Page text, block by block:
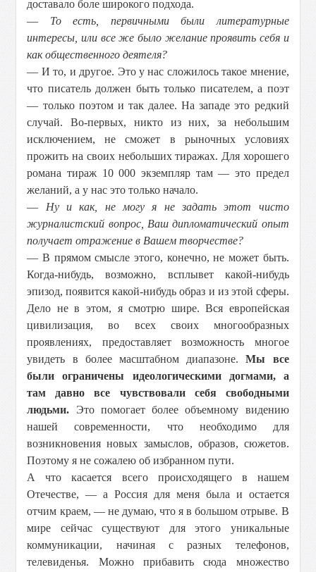
доставало боле широкого подхода.
— То есть, первичными были литературные
интересы, или все же было желание проявить себя и
как общественного деятеля?
— И то, и другое. Это у нас сложилось такое мнение,
что писатель должен быть только писателем, а поэт
— только поэтом и так далее. На западе это редкий
случай. Во-первых, никто из них, за небольшим
исключением, не сможет в рыночных условиях
прожить на своих небольших тиражах. Для хорошего
романа тираж 10 000 экземпляр там — это предел
желаний, а у нас это только начало.
— Ну и как, не могу я не задать этот чисто
журналистский вопрос, Ваш дипломатический опыт
получает отражение в Вашем творчестве?
— В прямом смысле этого, конечно, не может быть.
Когда-нибудь, возможно, всплывет какой-нибудь
эпизод, появится какой-нибудь образ и из этой сферы.
Дело не в этом, я смотрю шире. Вся европейская
цивилизация, во всех своих многообразных
проявлениях, предоставляет возможность многое
увидеть в более масштабном диапазоне.Мы все
были ограничены идеологическими догмами, а
там давно все чувствовали себя свободными
людьми. Это помогает более объемному видению
нашей современности, что необходимо для
возникновения новых замыслов, образов, сюжетов.
Поэтому я не сожалею об избранном пути.
А что касается всего происходящего в нашем
Отечестве, — а Россия для меня была и остается
отчим краем, — не думаю, что я в большом отрыве. В
мире сейчас существуют для этого уникальные
коммуникации, начиная с разных телефонов,
телевиденья. Можно прибавить сюда множество